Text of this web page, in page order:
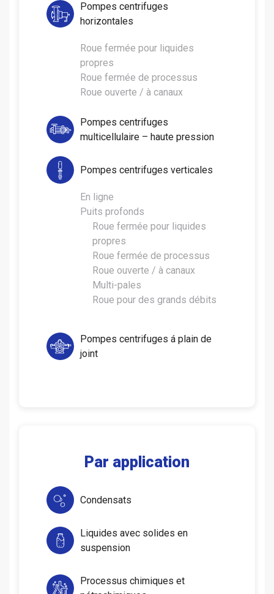
Pompes centrifuges
horizontales
Roue fermée pour liquides
propres
Roue fermée de processus
Roue ouverte / à canaux
Pompes centrifuges
multicellulaire – haute pression
Pompes centrifuges verticales
En ligne
Puits profonds
Roue fermée pour liquides
propres
Roue fermée de processus
Roue ouverte / à canaux
Multi-pales
Roue pour des grands débits
Pompes centrifuges á plain de
joint
Par application
Condensats
Liquides avec solides en
suspension
Processus chimiques et